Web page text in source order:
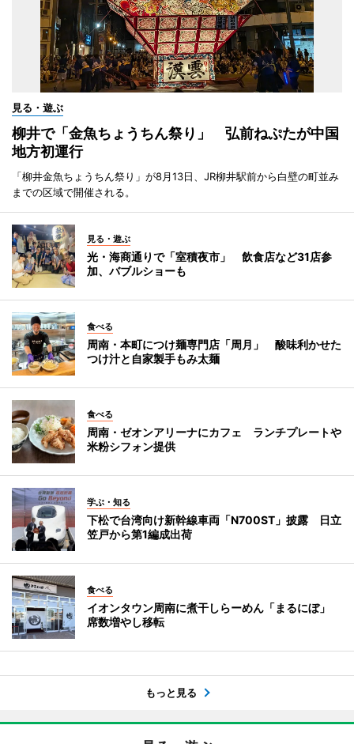
見る・遊ぶ
柳井で「金魚ちょうちん祭り」 弘前ねぷたが中国
地方初運行
「柳井金魚ちょうちん祭り」が8月13日、JR柳井駅前から白壁の町並み
までの区域で開催される。
見る・遊ぶ
光・海商通りで「室積夜市」 飲食店など31店参
加、バブルショーも
食べる
周南・本町につけ麺専門店「周月」 酸味利かせた
つけ汁と自家製手もみ太麺
食べる
周南・ゼオンアリーナにカフェ ランチプレートや
米粉シフォン提供
学ぶ・知る
下松で台湾向け新幹線車両「N700ST」披露 日立
笠戸から第1編成出荷
食べる
イオンタウン周南に煮干しらーめん「まるにぼ」
席数増やし移転
もっと見る